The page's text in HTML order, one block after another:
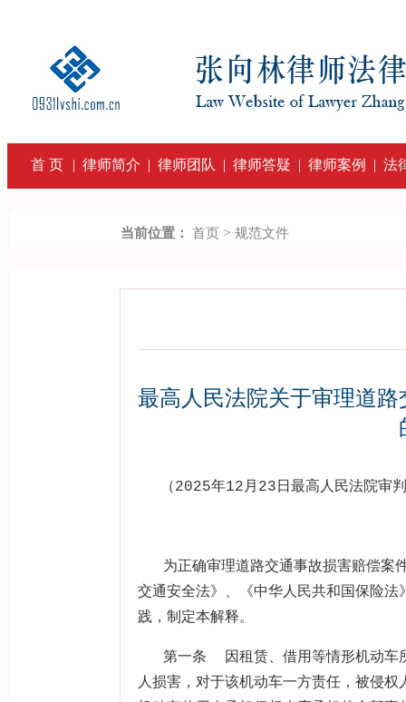
首 页 | 律师简介 | 律师团队 | 律师答疑 | 律师案例 | 法
当前位置： 首页 > 规范文件
最高人民法院关于审理道
（2025年12月 23 日最高人民法院审
为正确审理道路交通事故损害赔偿案
交通安全法》、《中华人民共和国保险
践，制定本解释。
第一条
因租赁、借用等情形机动
人损害，对于该机动车一方责任，被侵